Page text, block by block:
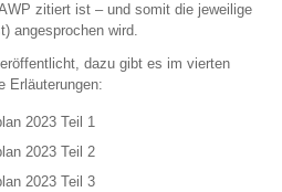
zitiert ist – und somit die jeweilige
angesprochen wird.
dazu gibt es im vierten
Erläuterungen:
2023 Teil 1
2023 Teil 2
2023 Teil 3